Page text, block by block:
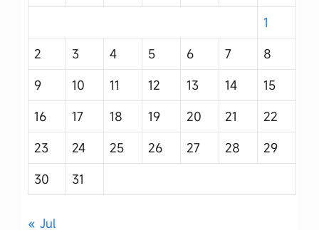
1
2
3 4 5 6 7
8
9
10 11 12 13 14
15
16
17 18 19 20 21
22
23
24 25 26 27 28
29
30
31
« Jul